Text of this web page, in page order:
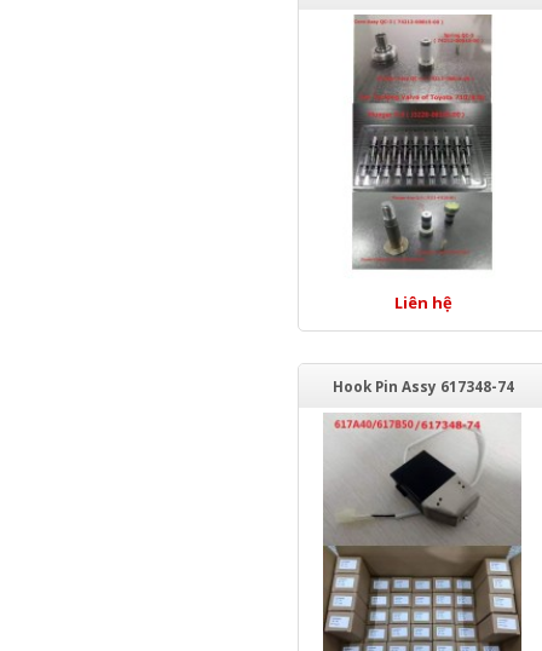
Liên hệ
Hook Pin Assy 617348-74